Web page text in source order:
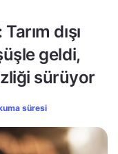
dışı
geldi,
sürüyor
süresi